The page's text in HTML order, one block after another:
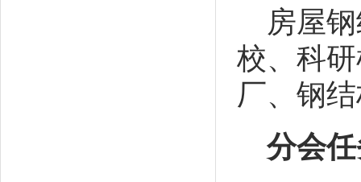
房屋
校、科
厂、钢
分会